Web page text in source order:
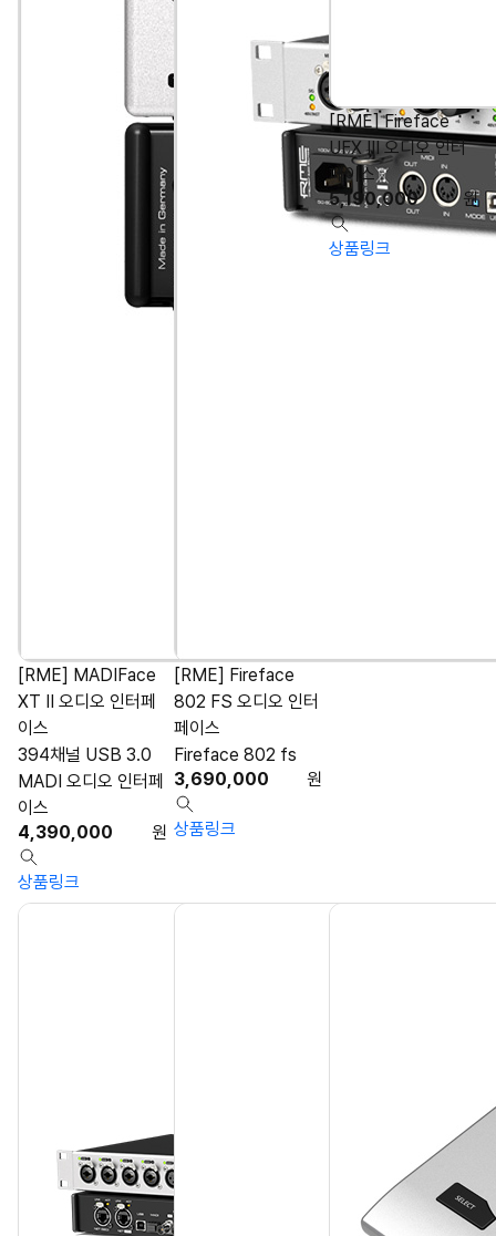
[RME] MADIFace
XT II 오디오 인터페
이스
394채널 USB 3.0
MADI 오디오 인터페
이스
4,390,000
원
상품링크
[RME] Fireface
802 FS 오디오 인터
페이스
Fireface 802 fs
3,690,000
원
상품링크
[RME] Fireface
UFX III 오디오 인터
페이스
5,190,000
원
상품링크